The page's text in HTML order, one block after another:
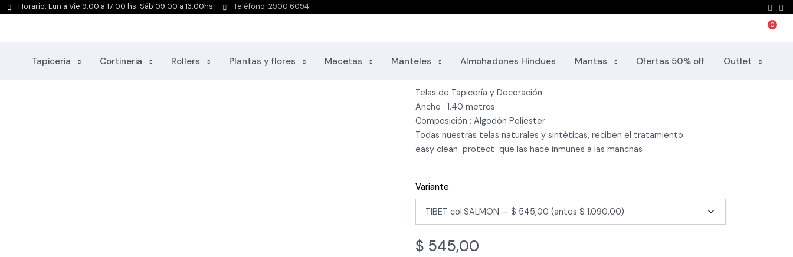
Horario: Lun a Vie 9:00 a 17:00 hs. Sáb 09:00 a 13:00hs Teléfono: 2900 6094
Tapiceria Cortineria Rollers Plantas y flores Macetas Manteles Almohadones Hindues Mantas Ofertas 50% off Outlet
Telas de Tapicería y Decoración.
Ancho : 1,40 metros
Composición : Algodón Poliester
Todas nuestras telas naturales y sintéticas, reciben el tratamiento
easy clean protect que las hace inmunes a las manchas
Variante
$ 545,00